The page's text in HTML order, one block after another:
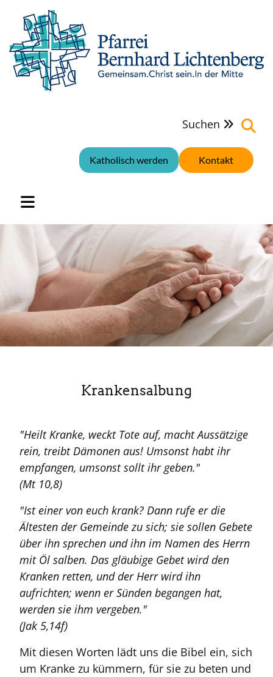
Suchen 
Kontakt
Katholisch werden
Krankensalbung
"Heilt Kranke, weckt Tote auf, macht Aussätzige
rein, treibt Dämonen aus! Umsonst habt ihr
empfangen, umsonst sollt ihr geben."
(Mt 10,8)
"Ist einer von euch krank? Dann rufe er die
Ältesten der Gemeinde zu sich; sie sollen Gebete
über ihn sprechen und ihn im Namen des Herrn
mit Öl salben. Das gläubige Gebet wird den
Kranken retten, und der Herr wird ihn
aufrichten; wenn er Sünden begangen hat,
werden sie ihm vergeben."
(Jak 5,14f)
Mit diesen Worten lädt uns die Bibel ein, sich
um Kranke zu kümmern, für sie zu beten und